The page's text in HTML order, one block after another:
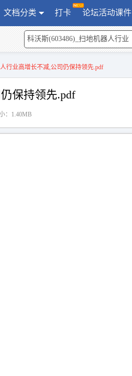
文档分类 打卡 论坛活动课件
行业高增长不减,公司仍保持领先.pdf
保持领先.pdf
：1.40MB